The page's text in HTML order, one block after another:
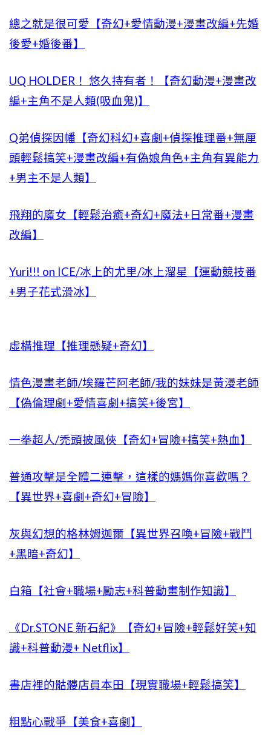
總之就是很可愛【奇幻+愛情動漫+漫畫改編+先婚
後愛+婚後番】
UQ HOLDER！ 悠久持有者！【奇幻動漫+漫畫改
編+主角不是人類(吸血鬼)】
Q弟偵探因幡【奇幻科幻+喜劇+偵探推理番+無厘
頭輕鬆搞笑+漫畫改編+有偽娘角色+主角有異能力
+男主不是人類】
飛翔的魔女【輕鬆治癒+奇幻+魔法+日常番+漫畫
改編】
Yuri!!! on ICE/冰上的尤里/冰上溜星【運動競技番
+男子花式滑冰】
虛構推理【推理懸疑+奇幻】
情色漫畫老師/埃羅芒阿老師/我的妹妹是黃漫老師
【偽倫理劇+愛情喜劇+搞笑+後宮】
一拳超人/禿頭披風俠【奇幻+冒險+搞笑+熱血】
普通攻擊是全體二連擊，這樣的媽媽你喜歡嗎？
【異世界+喜劇+奇幻+冒險】
灰與幻想的格林姆迦爾【異世界召喚+冒險+戰鬥
+黑暗+奇幻】
白箱【社會+職場+勵志+科普動畫制作知識】
《Dr.STONE 新石紀》【奇幻+冒險+輕鬆好笑+知
識+科普動漫+ Netflix】
書店裡的骷髏店員本田【現實職場+輕鬆搞笑】
粗點心戰爭【美食+喜劇】